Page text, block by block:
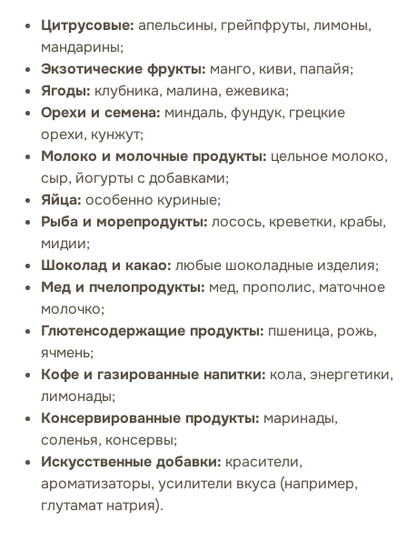
Цитрусовые: апельсины, грейпфруты, лимоны,
мандарины;
Экзотические фрукты: манго, киви, папайя;
Ягоды: клубника, малина, ежевика;
Орехи и семена: миндаль, фундук, грецкие
орехи, кунжут;
Молоко и молочные продукты: цельное молоко,
сыр, йогурты с добавками;
Яйца: особенно куриные;
Рыба и морепродукты: лосось, креветки, крабы,
мидии;
Шоколад и какао: любые шоколадные изделия;
Мед и пчелопродукты: мед, прополис, маточное
молочко;
Глютенсодержащие продукты: пшеница, рожь,
ячмень;
Кофе и газированные напитки: кола, энергетики,
лимонады;
Консервированные продукты: маринады,
соленья, консервы;
Искусственные добавки: красители,
ароматизаторы, усилители вкуса (например,
глутамат натрия).